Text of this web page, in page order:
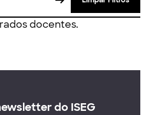
docentes.
do ISEG